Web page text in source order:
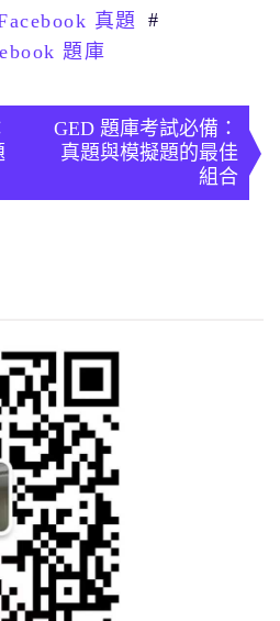
真題
#
題庫
GED 題庫考試必備：
真題與模擬題的最佳
組合